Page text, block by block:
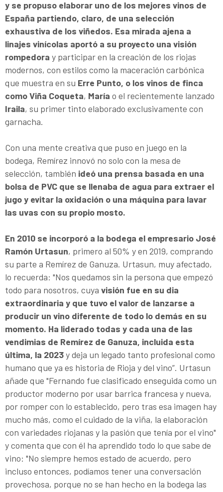
y se propuso elaborar uno de los mejores vinos de
España partiendo, claro, de una selección
exhaustiva de los viñedos. Esa mirada ajena a
linajes vinícolas aportó a su proyecto una visión
rompedora y participar en la creación de los riojas
modernos, con estilos como la maceración carbónica
que muestra en su Erre Punto, o los vinos de finca
como Viña Coqueta, María o el recientemente lanzado
Iraila, su primer tinto elaborado exclusivamente con
garnacha.
Con una mente creativa que puso en juego en la
bodega, Remírez innovó no solo con la mesa de
selección, también ideó una prensa basada en una
bolsa de PVC que se llenaba de agua para extraer el
jugo y evitar la oxidación o una máquina para lavar
las uvas con su propio mosto.
En 2010 se incorporó a la bodega el empresario José
Ramón Urtasun, primero al 50% y en 2019, comprando
su parte a Remírez de Ganuza. Urtasun, muy afectado,
lo recuerda: "Nos quedamos sin la persona que empezó
todo para nosotros, cuya visión fue en su dia
extraordinaria y que tuvo el valor de lanzarse a
producir un vino diferente de todo lo demás en su
momento. Ha liderado todas y cada una de las
vendimias de Remírez de Ganuza, incluida esta
última, la 2023y deja un legado tanto profesional como
humano que ya es historia de Rioja y del vino”. Urtasun
añade que "Fernando fue clasificado enseguida como un
productor moderno por usar barrica francesa y nueva,
por romper con lo establecido, pero tras esa imagen hay
mucho más, como el cuidado de la viña, la elaboración
con variedades riojanas y la pasión que tenía por el vino"
y comenta que con él ha aprendido todo lo que sabe de
vino: "No siempre hemos estado de acuerdo, pero
incluso entonces, podíamos tener una conversación
provechosa, porque no se han hecho en la bodega las